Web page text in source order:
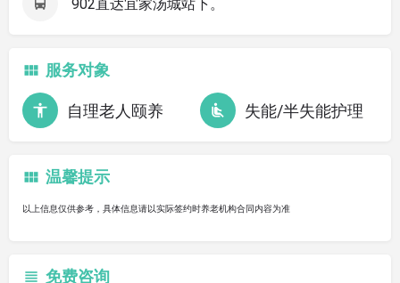
902直达宜家汤城站下。
服务对象
自理老人颐养 失能/半失能护理
温馨提示
以上信息仅供参考，具体信息请以实际签约时养老机构合同内容为准
免费咨询